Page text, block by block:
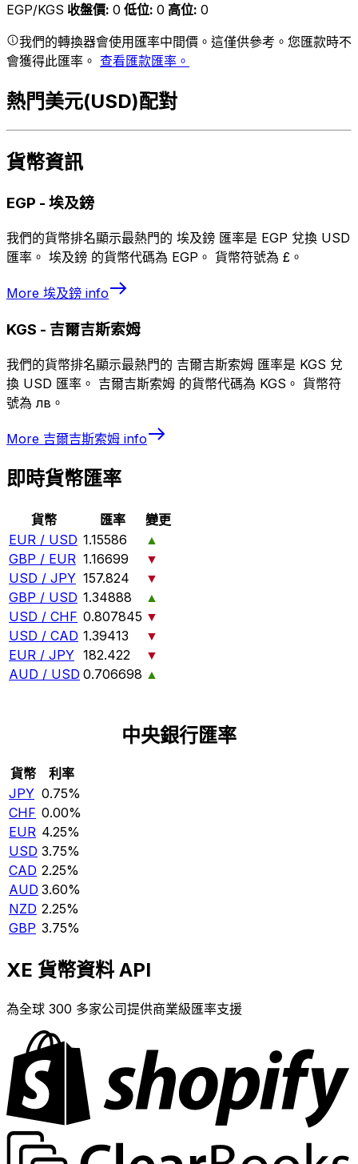
EGP/KGS 收盤價: 0 低位: 0 高位: 0
我們的轉換器會使用匯率中間價。這僅供參考。您匯款時不
會獲得此匯率。 查看匯款匯率。
熱門美元(USD)配對
貨幣資訊
EGP - 埃及鎊
我們的貨幣排名顯示最熱門的 埃及鎊 匯率是 EGP 兌換 USD
匯率。 埃及鎊 的貨幣代碼為 EGP。 貨幣符號為 £。
More 埃及鎊 info
KGS - 吉爾吉斯索姆
我們的貨幣排名顯示最熱門的 吉爾吉斯索姆 匯率是 KGS 兌
換 USD 匯率。 吉爾吉斯索姆 的貨幣代碼為 KGS。 貨幣符
號為 лв。
More 吉爾吉斯索姆 info
即時貨幣匯率
貨幣 匯率
變更
EUR / USD 1.15586
▲
GBP / EUR 1.16699
▼
USD / JPY 157.824
▼
GBP / USD 1.34888
▲
USD / CHF 0.807845 ▼
USD / CAD 1.39413
▼
EUR / JPY 182.422
▼
AUD / USD 0.706698 ▲
中央銀行匯率
貨幣
利率
JPY 0.75%
CHF 0.00%
EUR 4.25%
USD 3.75%
CAD 2.25%
AUD 3.60%
NZD 2.25%
GBP 3.75%
XE 貨幣資料 API
為全球 300 多家公司提供商業級匯率支援